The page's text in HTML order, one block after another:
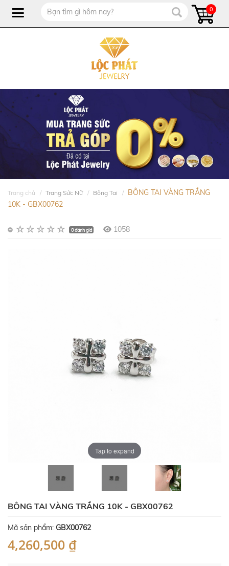
0
Trang chủ Trang Sức Nữ Bông Tai
BÔNG TAI VÀNG TRẮNG
10K - GBX00762
0 đánh giá 1058
Tap to expand
BÔNG TAI VÀNG TRẮNG 10K - GBX00762
Mã sản phẩm: GBX00762
4,260,500 ₫